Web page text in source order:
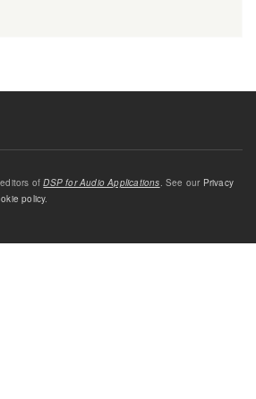
ofDSP for Audio Applications . See our Privacy
policy.